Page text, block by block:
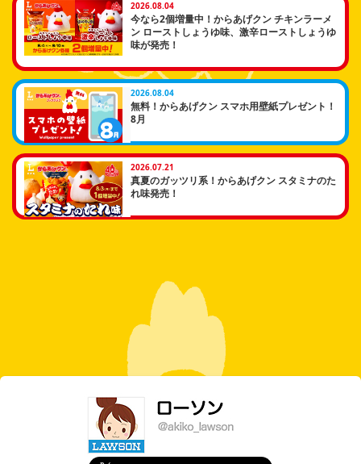
2026.08.04
今なら2個増量中！からあげクン チキンラーメ
ン ローストしょうゆ味、激辛ローストしょうゆ
味が発売！
2026.08.04
無料！からあげクン スマホ用壁紙プレゼント！
8月
2026.07.21
真夏のガッツリ系！からあげクン スタミナのた
れ味発売！